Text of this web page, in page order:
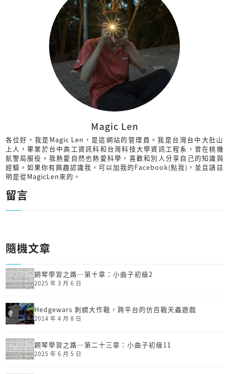
Magic Len
各位好，我是Magic Len，是這網站的管理員。我是台灣台中大肚山
上人，畢業於台中高工資訊科和台灣科技大學資訊工程系，曾在桃機
航警局服役。我熱愛自然也熱愛科學，喜歡和別人分享自己的知識與
經驗。如果你有興趣認識我，可以加我的Facebook(點我) ，並且請註
明是從MagicLen來的。
留言
隨機文章
鋼琴學習之路─第十章：小曲子初級2
2025 年 3 月 6 日
Hedgewars 刺蝟大作戰，跨平台的仿百戰天蟲遊戲
2014 年 4 月 8 日
鋼琴學習之路─第二十三章：小曲子初級11
2025 年 6 月 5 日